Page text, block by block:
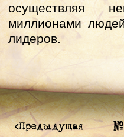
осуществляя
миллионами
лидеров.